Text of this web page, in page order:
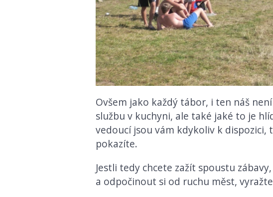
Ovšem jako každý tábor, i ten náš
službu v kuchyni, ale také jaké to je
vedoucí jsou vám kdykoliv k dispozici,
pokazíte.
Jestli tedy chcete zažít spoustu
a odpočinout si od ruchu měst,